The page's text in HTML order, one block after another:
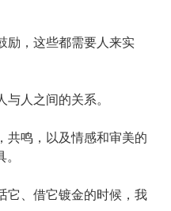
励，这些都需要人来实
人之间的关系。
共鸣，以及情感和审美的
它、借它镀金的时候，我